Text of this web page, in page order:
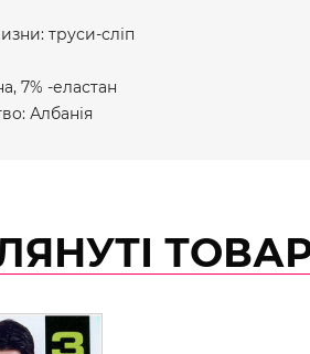
труси-сліп
7% -еластан
Албанія